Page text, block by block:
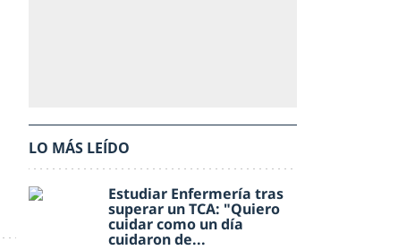
LO MÁS LEÍDO
Estudiar Enfermería tras
superar un TCA: "Quiero
cuidar como un día
cuidaron de...